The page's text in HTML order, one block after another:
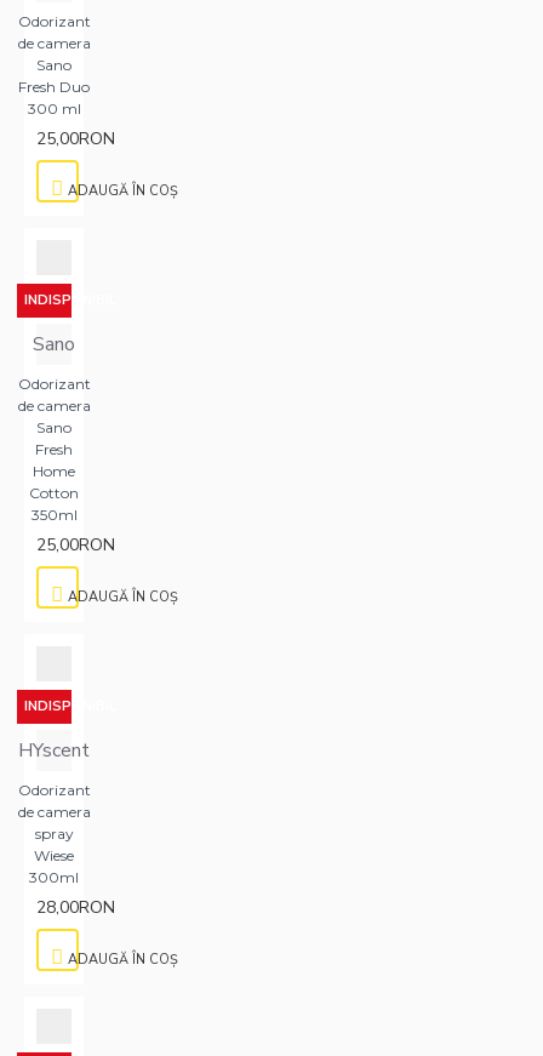
Odorizant
de camera
Sano
Fresh Duo
300 ml
25,00RON
ADAUGĂ ÎN COŞ
INDISPONIBIL
Sano
Odorizant
de camera
Sano
Fresh
Home
Cotton
350ml
25,00RON
ADAUGĂ ÎN COŞ
INDISPONIBIL
HYscent
Odorizant
de camera
spray
Wiese
300ml
28,00RON
ADAUGĂ ÎN COŞ